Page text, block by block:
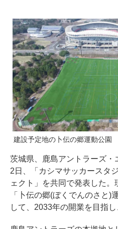
建設予定地の卜伝の郷運動公園
茨城県、鹿島アントラーズ・
2日、「カシマサッカースタ
ェクト」を共同で発表した
「卜伝の郷(ぼくでんのさと)
して、2033年の開業を目指